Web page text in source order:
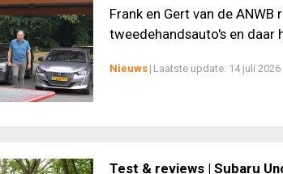
Frank en Gert van de
tweedehandsauto's en daar
Nieuws | Laatste update: 14 juli 2026
Test & reviews | Subaru